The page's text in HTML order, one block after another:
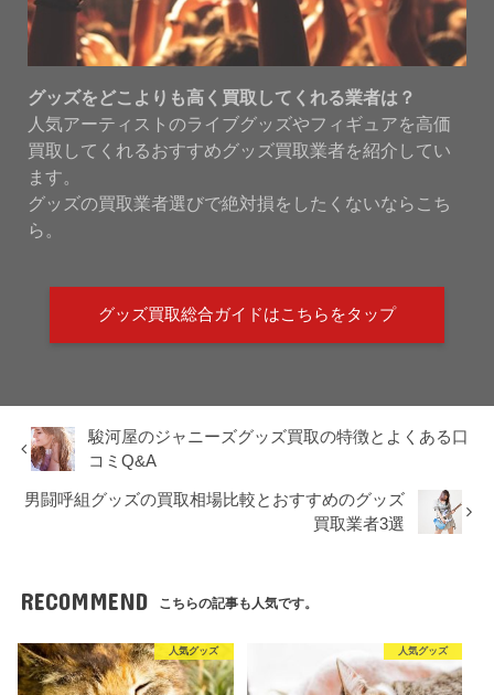
グッズをどこよりも高く買取してくれる業者は？
人気アーティストのライブグッズやフィギュアを高価
買取してくれるおすすめグッズ買取業者を紹介してい
ます。
グッズの買取業者選びで絶対損をしたくないならこち
ら。
グッズ買取総合ガイドはこちらをタップ
駿河屋のジャニーズグッズ買取の特徴とよくある口
コミQ&A
男闘呼組グッズの買取相場比較とおすすめのグッズ
買取業者3選
RECOMMEND こちらの記事も人気です。
人気グッズ 人気グッズ